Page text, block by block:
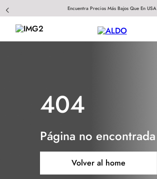
Encuentra Precios Más Bajos Que En USA
404
Página no encontrada
Volver al home